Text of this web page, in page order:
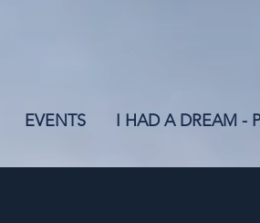
EVENTS I HAD A DREAM -